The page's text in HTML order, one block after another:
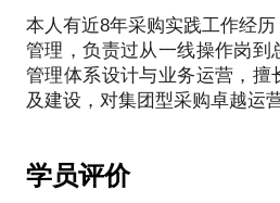
的平衡。
如何组织或者策划一场成功的
谈判进行框架方法化，以结果
本人有近8年采购实践工作经
管理，负责过从一线操作岗到
管理体系设计与业务运营，擅
学员评价